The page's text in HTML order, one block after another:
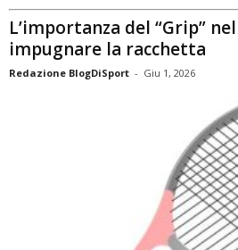
L’importanza del “Grip”
impugnare la racchetta
Redazione BlogDiSport - Giu 1, 2026